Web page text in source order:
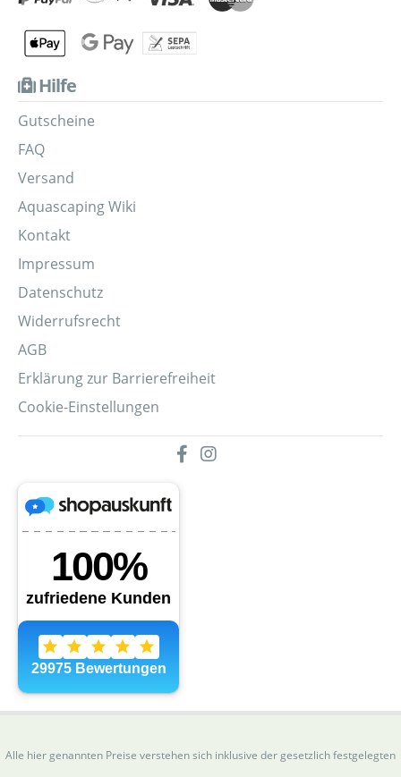
Hilfe
Gutscheine
FAQ
Versand
Aquascaping Wiki
Kontakt
Impressum
Datenschutz
Widerrufsrecht
AGB
Erklärung zur Barrierefreiheit
Cookie-Einstellungen
Alle hier genannten Preise verstehen sich inklusive der gesetzlich festgelegten